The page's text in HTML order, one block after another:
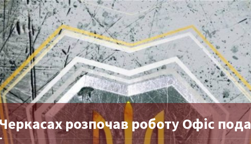
розпочав роботу Офіс